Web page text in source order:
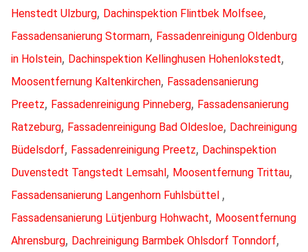
Henstedt Ulzburg, Dachinspektion Flintbek Molfsee,
Fassadensanierung Stormarn, Fassadenreinigung Oldenburg
in Holstein, Dachinspektion Kellinghusen Hohenlokstedt,
Moosentfernung Kaltenkirchen, Fassadensanierung
Preetz, Fassadenreinigung Pinneberg, Fassadensanierung
Ratzeburg, Fassadenreinigung Bad Oldesloe, Dachreinigung
Büdelsdorf, Fassadenreinigung Preetz, Dachinspektion
Duvenstedt Tangstedt Lemsahl, Moosentfernung Trittau,
Fassadensanierung Langenhorn Fuhlsbüttel ,
Fassadensanierung Lütjenburg Hohwacht, Moosentfernung
Ahrensburg, Dachreinigung Barmbek Ohlsdorf Tonndorf,